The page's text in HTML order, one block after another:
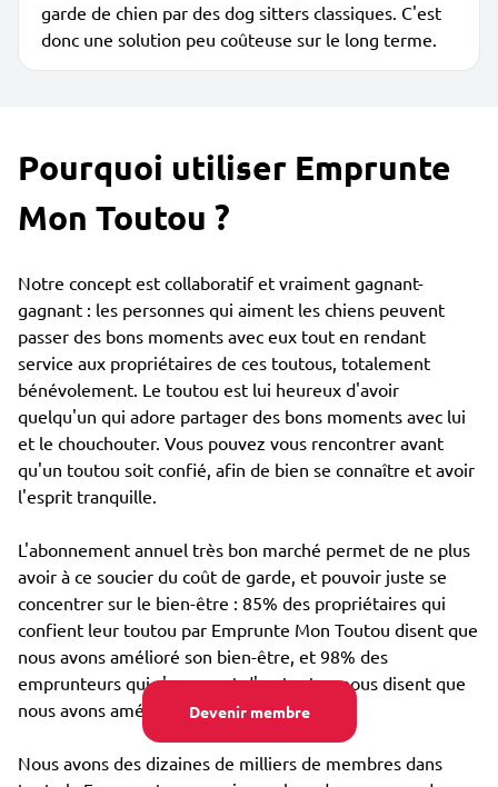
Devenir membre
garde de chien par des dog sitters classiques. C'est
donc une solution peu coûteuse sur le long terme.
Pourquoi utiliser Emprunte
Mon Toutou ?
Notre concept est collaboratif et vraiment gagnant-
gagnant : les personnes qui aiment les chiens peuvent
passer des bons moments avec eux tout en rendant
service aux propriétaires de ces toutous, totalement
bénévolement. Le toutou est lui heureux d'avoir
quelqu'un qui adore partager des bons moments avec lui
et le chouchouter. Vous pouvez vous rencontrer avant
qu'un toutou soit confié, afin de bien se connaître et avoir
l'esprit tranquille.
L'abonnement annuel très bon marché permet de ne plus
avoir à ce soucier du coût de garde, et pouvoir juste se
concentrer sur le bien-être : 85% des propriétaires qui
confient leur toutou par Emprunte Mon Toutou disent que
nous avons amélioré son bien-être, et 98% des
emprunteurs qui s'occupent d'un toutou nous disent que
nous avons amélioré leur propre bien-être.
Nous avons des dizaines de milliers de membres dans